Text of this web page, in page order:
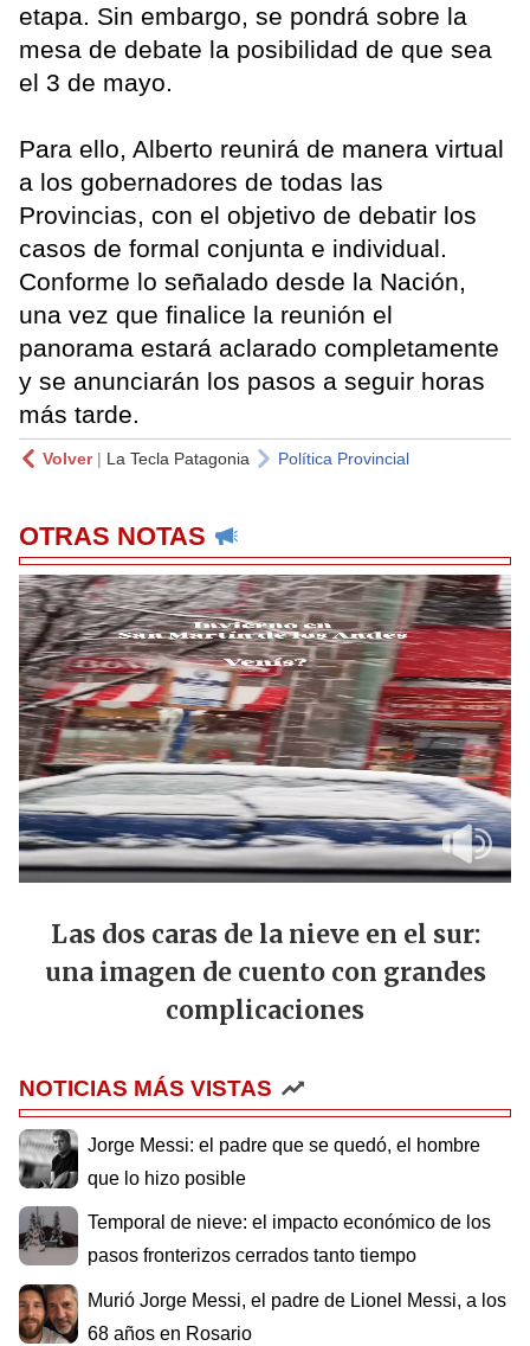
etapa. Sin embargo, se pondrá sobre la
mesa de debate la posibilidad de que sea
el 3 de mayo.
Para ello, Alberto reunirá de manera virtual
a los gobernadores de todas las
Provincias, con el objetivo de debatir los
casos de formal conjunta e individual.
Conforme lo señalado desde la Nación,
una vez que finalice la reunión el
panorama estará aclarado completamente
y se anunciarán los pasos a seguir horas
más tarde.
Volver| La Tecla Patagonia Política Provincial
OTRAS NOTAS
Las dos caras de la nieve en el sur:
una imagen de cuento con grandes
complicaciones
NOTICIAS MÁS VISTAS
Jorge Messi: el padre que se quedó, el hombre
que lo hizo posible
Temporal de nieve: el impacto económico de los
pasos fronterizos cerrados tanto tiempo
Murió Jorge Messi, el padre de Lionel Messi, a los
68 años en Rosario